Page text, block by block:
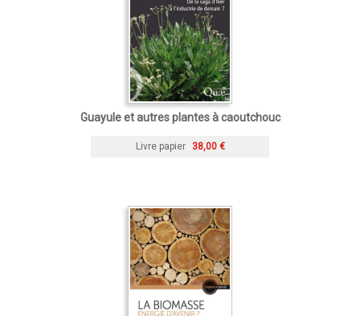
Guayule et autres plantes à caoutchouc
Livre papier 38,00 €